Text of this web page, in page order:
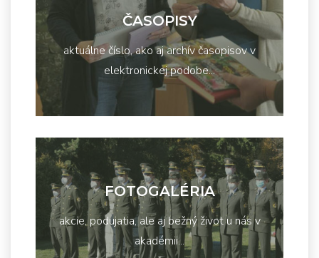
ČASOPISY
aktuálne číslo, ako aj archív časopisov v
elektronickej podobe...
FOTOGALÉRIA
akcie, podujatia, ale aj bežný život u nás v
akadémii...